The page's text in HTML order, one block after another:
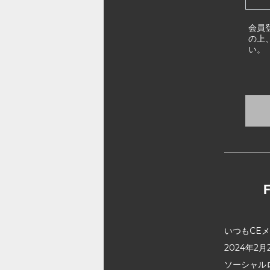
会員
の上
い。
いつもCE
2024年2月
ソーシャ